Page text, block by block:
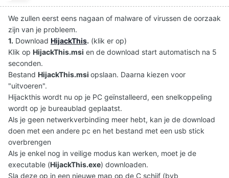
We zullen eerst eens nagaan of malware of virussen de oorzaak
zijn van je probleem.
1. Download HijackThis. (klik er op)
Klik op HijackThis.msi en de download start automatisch na 5
seconden.
Bestand HijackThis.msi opslaan. Daarna kiezen voor
"uitvoeren".
Hijackthis wordt nu op je PC geïnstalleerd, een snelkoppeling
wordt op je bureaublad geplaatst.
Als je geen netwerkverbinding meer hebt, kan je de download
doen met een andere pc en het bestand met een usb stick
overbrengen
Als je enkel nog in veilige modus kan werken, moet je de
executable (HijackThis.exe) downloaden.
Sla deze op in een nieuwe map op de C schijf (bvb